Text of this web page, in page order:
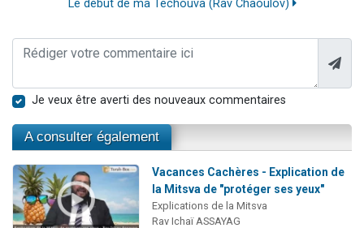
Le début de ma Téchouva (Rav Chaoulov)
Je veux être averti des nouveaux commentaires
A consulter également
Vacances Cachères - Explication de
la Mitsva de "protéger ses yeux"
Explications de la Mitsva
Rav Ichaï ASSAYAG